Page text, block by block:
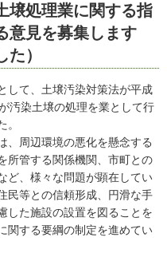
壌処理業に関する指
意見を募集します
た）
して、土壌汚染対策法が平成
汚染土壌の処理を業として行
。
周辺環境の悪化を懸念する
所管する関係機関、市町との
ど、様々な問題が顕在してい
民等との信頼形成、円滑な手
した施設の設置を図ることを
関する要綱の制定を進めてい